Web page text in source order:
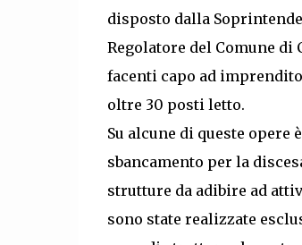
disposto dalla
Regolatore del Comune
facenti capo ad
oltre 30 posti letto.
Su alcune di queste
sbancamento per la
strutture da adibire ad
sono state realizzate